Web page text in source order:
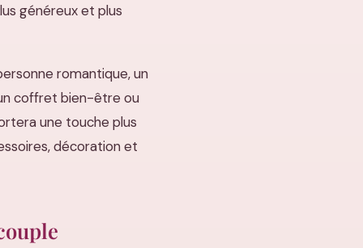
généreux et plus
romantique, un
coffret bien-être ou
une touche plus
décoration et